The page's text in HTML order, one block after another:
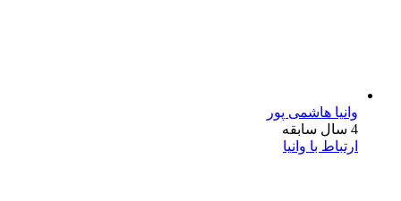
وانیا هاشمی پور
4 سال سابقه
ارتباط با وانیا